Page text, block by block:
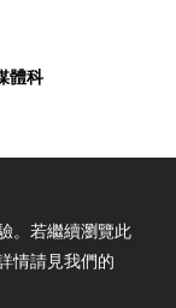
體科
。若繼續瀏覽此
情請見我們的